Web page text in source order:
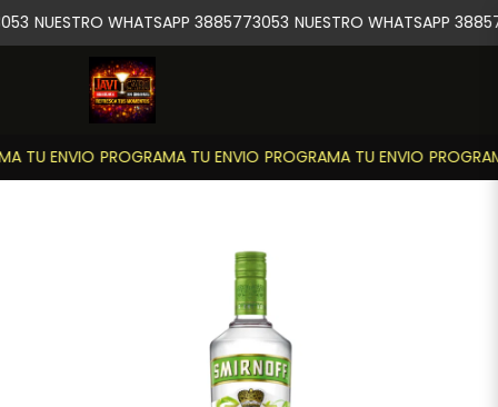
TU ENVIO PROGRAMA TU ENVIO PROGRAMA TU ENVIO
NUESTRO WHATSAPP 3885773053 NUESTRO WHATSAPP